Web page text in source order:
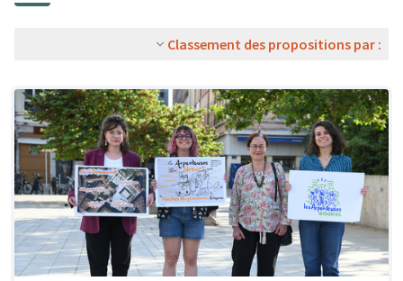
Classement des propositions par :